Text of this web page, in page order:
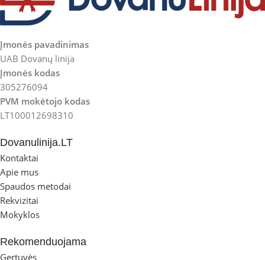
Įmonės pavadinimas
UAB Dovanų linija
Įmonės kodas
305276094
PVM mokėtojo kodas
LT100012698310
Dovanulinija.LT
Kontaktai
Apie mus
Spaudos metodai
Rekvizitai
Mokyklos
Rekomenduojama
Gertuvės